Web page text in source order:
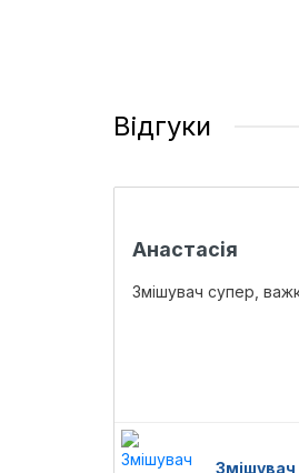
Відгуки
Анастасія
Змішувач супер,
Змішувач